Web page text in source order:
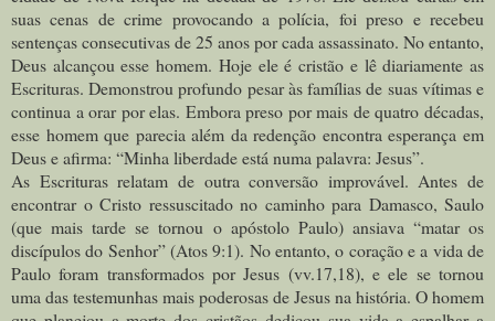
suas cenas de crime provocando a polícia, foi preso e recebeu
sentenças consecutivas de 25 anos por cada assassinato. No entanto,
Deus alcançou esse homem. Hoje ele é cristão e lê diariamente as
Escrituras. Demonstrou profundo pesar às famílias de suas vítimas e
continua a orar por elas. Embora preso por mais de quatro décadas,
esse homem que parecia além da redenção encontra esperança em
Deus e afirma: “Minha liberdade está numa palavra: Jesus”.
As Escrituras relatam de outra conversão improvável. Antes de
encontrar o Cristo ressuscitado no caminho para Damasco, Saulo
(que mais tarde se tornou o apóstolo Paulo) ansiava “matar os
discípulos do Senhor” (Atos 9:1). No entanto, o coração e a vida de
Paulo foram transformados por Jesus (vv.17,18), e ele se tornou
uma das testemunhas mais poderosas de Jesus na história. O homem